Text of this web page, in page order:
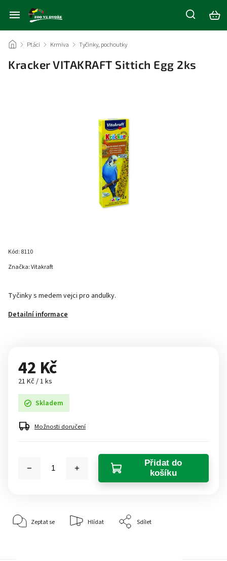
/ Ptáci / Krmiva / Tyčinky, pochoutky
Kracker VITAKRAFT Sittich Egg 2ks
Kód: 8110
Tyčinky s medem vejci pro andulky.
Detailní informace
Značka:Vitakraft
42 Kč
21 Kč / 1 ks
Skladem
Možnosti doručení
Přidat do
košíku
Zeptat se Hlídat Sdílet